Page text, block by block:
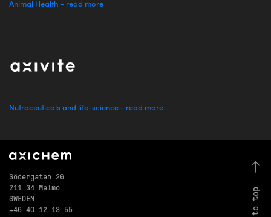
Animal Health - read more
Nutraceuticals and life-science - read more
Södergatan 26
211 34 Malmö
SWEDEN
+46 40 12 13 55